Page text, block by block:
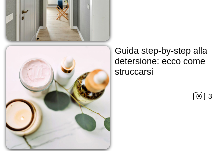
Guida step-by-step alla
detersione: ecco come
struccarsi
3